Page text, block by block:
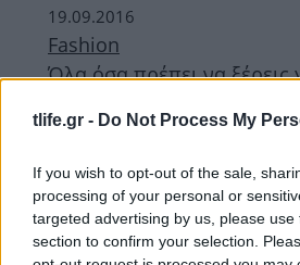
tlife.gr - Do Not Process My
If you wish to opt-out of the sale,
processing of your personal or
targeted advertising by us, please
section to confirm your selection.
19.09.2016
Fashion
Όλα όσα πρέπει να ξέρεις
Trevi!
ΔΙΑΦΗΜΙΣΗ